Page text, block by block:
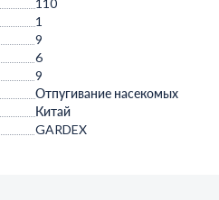
110
1
9
6
9
Отпугивание насекомых
Китай
GARDEX